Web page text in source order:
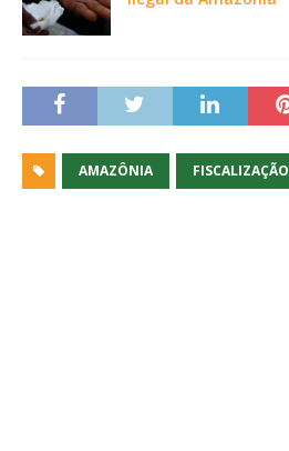
AMAZÔNIA FISCALIZAÇÃO